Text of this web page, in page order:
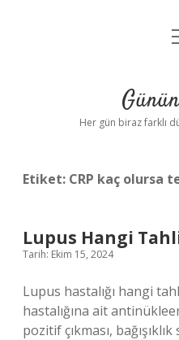
Her gün biraz farklı
Etiket: CRP kaç olursa
Lupus Hangi
Tarih: Ekim 15, 2024
Lupus hastalığı hangi
hastalığına ait
pozitif çıkması,